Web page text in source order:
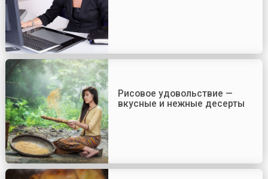
Рисовое удовольствие —
вкусные и нежные десерты